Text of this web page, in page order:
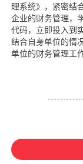
理系统》，紧密结
企业的财务管理，
代码，立即投入到
结合自身单位的情
单位的财务管理工